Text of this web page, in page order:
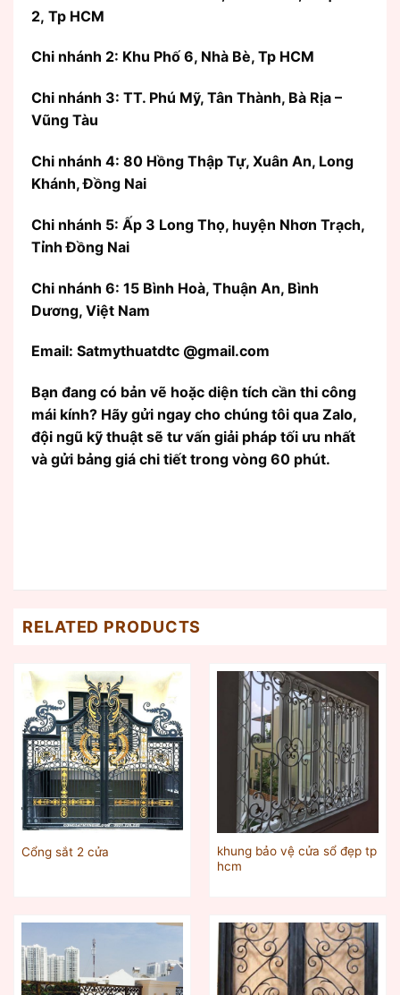
2, Tp HCM
Chi nhánh 2: Khu Phố 6, Nhà Bè, Tp HCM
Chi nhánh 3: TT. Phú Mỹ, Tân Thành, Bà Rịa –
Vũng Tàu
Chi nhánh 4: 80 Hồng Thập Tự, Xuân An, Long
Khánh, Đồng Nai
Chi nhánh 5: Ấp 3 Long Thọ, huyện Nhơn Trạch,
Tỉnh Đồng Nai
Chi nhánh 6: 15 Bình Hoà, Thuận An, Bình
Dương, Việt Nam
Email: Satmythuatdtc @gmail.com
Bạn đang có bản vẽ hoặc diện tích cần thi công
mái kính? Hãy gửi ngay cho chúng tôi qua Zalo,
đội ngũ kỹ thuật sẽ tư vấn giải pháp tối ưu nhất
và gửi bảng giá chi tiết trong vòng 60 phút.
RELATED PRODUCTS
Cổng sắt 2 cửa
khung bảo vệ cửa sổ đẹp tp
hcm